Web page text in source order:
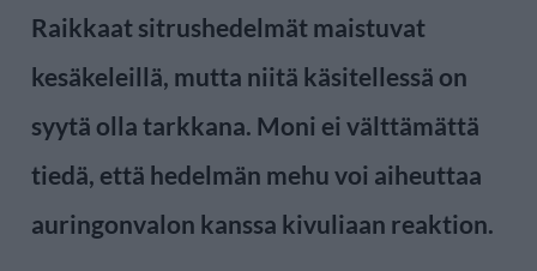
Raikkaat sitrushedelmät maistuvat
kesäkeleillä, mutta niitä käsitellessä on
syytä olla tarkkana. Moni ei välttämättä
tiedä, että hedelmän mehu voi aiheuttaa
auringonvalon kanssa kivuliaan reaktion.